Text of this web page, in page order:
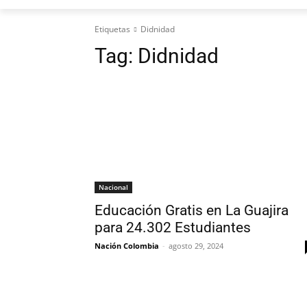
Etiquetas Didnidad
Tag: Didnidad
Nacional
Educación Gratis en La Guajira
para 24.302 Estudiantes
Nación Colombia - agosto 29, 2024